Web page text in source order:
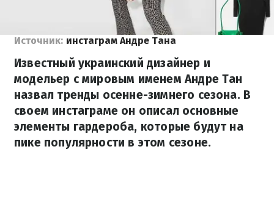
Источник: инстаграм Андре Тана
Известный украинский дизайнер и
модельер с мировым именем Андре Тан
назвал тренды осенне-зимнего сезона. В
своем инстаграме он описал основные
элементы гардероба, которые будут на
пике популярности в этом сезоне.